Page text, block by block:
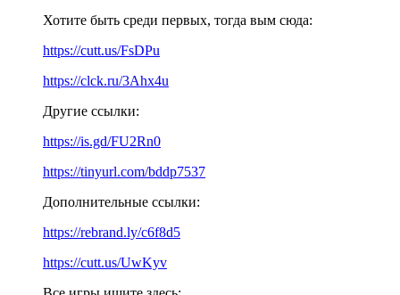
Хотите быть среди первых, тогда вым сюда:
https://cutt.us/FsDPu
https://clck.ru/3Ahx4u
Другие ссылки:
https://is.gd/FU2Rn0
https://tinyurl.com/bddp7537
Дополнительные ссылки:
https://rebrand.ly/c6f8d5
https://cutt.us/UwKyv